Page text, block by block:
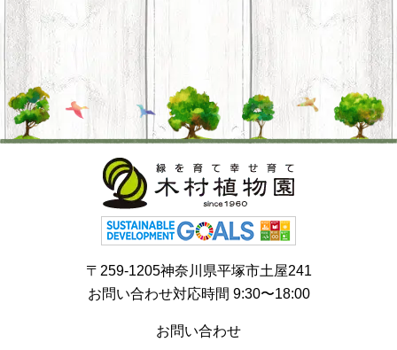
〒259-1205神奈川県平塚市土屋241
お問い合わせ対応時間 9:30〜18:00
お問い合わせ